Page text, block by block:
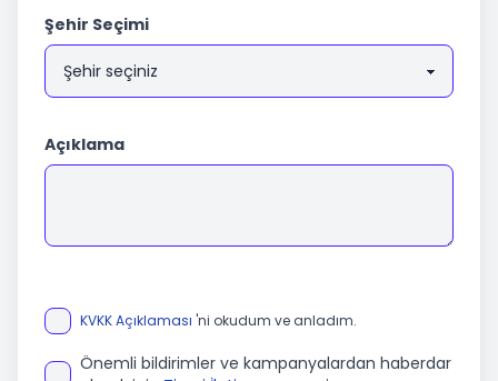
Şehir Seçimi
Açıklama
KVKK Açıklaması 'ni okudum ve anladım.
Önemli bildirimler ve kampanyalardan haberdar